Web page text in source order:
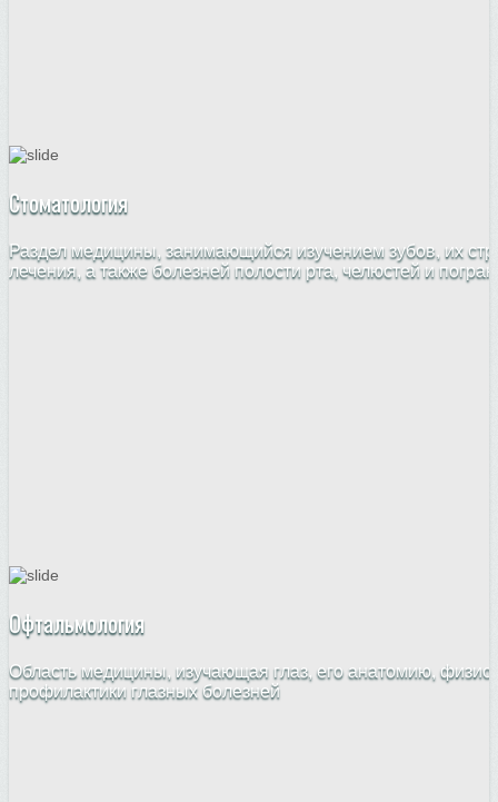
Стоматология
Раздел медицины, занимающийся изучением зубов, их
лечения, а также болезней полости рта, челюстей и
Офтальмология
Область медицины, изучающая глаз, его анатомию,
профилактики глазных болезней